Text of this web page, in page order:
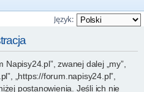
z
u
Język:
zwanej dalej „my”,
„https://forum.napisy24.pl”,
postanowienia. Jeśli ich nie